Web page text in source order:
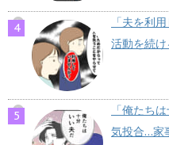
「夫を利
活動を続け
「俺たち
気投合…家